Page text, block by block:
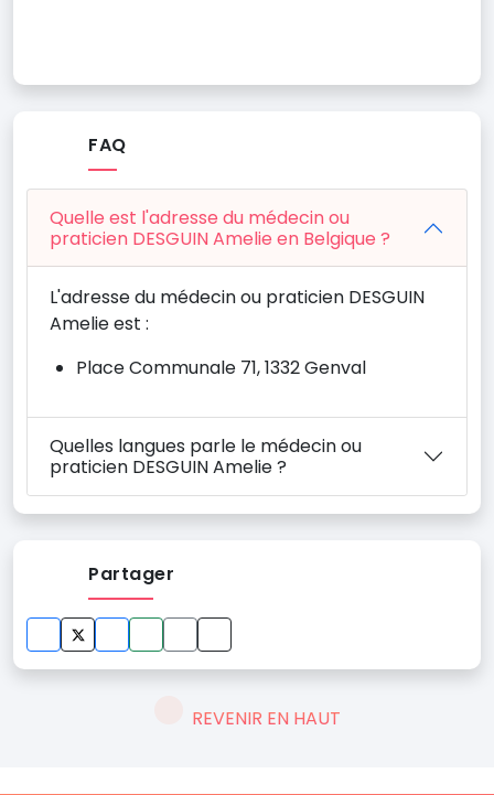
FAQ
Quelle est l'adresse du médecin ou
praticien DESGUIN Amelie en Belgique ?
L'adresse du médecin ou praticien DESGUIN
Amelie est :
Place Communale 71, 1332 Genval
Quelles langues parle le médecin ou
praticien DESGUIN Amelie ?
Partager
REVENIR EN HAUT